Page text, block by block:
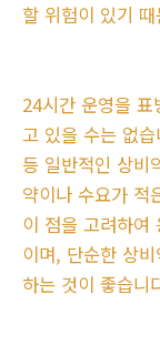
할 위험이 있기
24시간 운영을
고 있을 수는 없
등 일반적인 상비
약이나 수요가 적
이 점을 고려하여
이며, 단순한 상
하는 것이 좋습니